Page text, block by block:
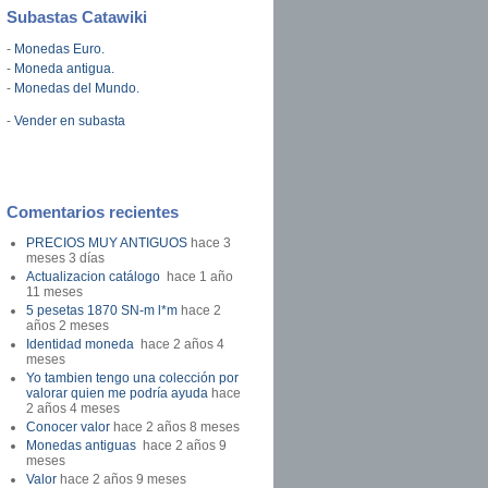
Subastas Catawiki
- Monedas Euro.
- Moneda antigua.
- Monedas del Mundo.
- Vender en subasta
Comentarios recientes
PRECIOS MUY ANTIGUOS hace 3
meses 3 días
Actualizacion catálogo hace 1 año
11 meses
5 pesetas 1870 SN-m l*m hace 2
años 2 meses
Identidad moneda hace 2 años 4
meses
Yo tambien tengo una colección por
valorar quien me podría ayuda hace
2 años 4 meses
Conocer valor hace 2 años 8 meses
Monedas antiguas hace 2 años 9
meses
Valor hace 2 años 9 meses